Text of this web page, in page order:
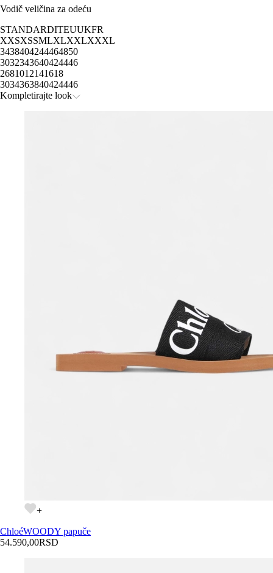
Vodič veličina za odeću
STANDARDITEUUKFR
XXSXSSMLXLXXLXXXL
3438404244464850
3032343640424446
2681012141618
3034363840424446
Kompletirajte look
+
ChloéWOODY papuče
54.590,00RSD